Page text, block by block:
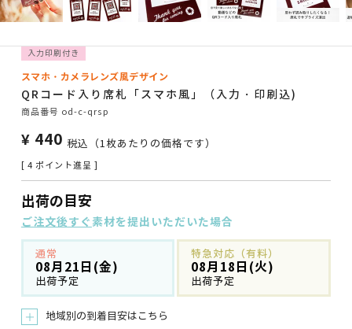
入力印刷付き
スマホ・カメラレンズ風デザイン
QRコード入り席札「スマホ風」（入力・印刷込)
商品番号 od-c-qrsp
¥ 440 税込 （1枚あたりの価格です）
[ 4 ポイント進呈 ]
出荷の目安
ご注文後すぐ素材を提出いただいた場合
通常
08月21日(金)
出荷予定
特急対応（有料）
08月18日(火)
出荷予定
＋ 地域別の到着目安はこちら